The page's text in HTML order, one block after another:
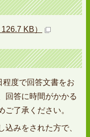
KB）
度で回答文書をお
回答に時間がかかる
了承ください。
込みをされた方で、